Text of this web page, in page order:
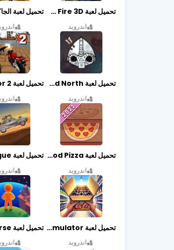
تحميل لعبة Zombie Fire 3D مهكرة آخر إصدار
اندرويد
تحميل لعبة Bad North مهكرة آخر إصدار
اندرويد
تحميل لعبة Good Pizza مهكرة اخر اصدار
اندرويد
تحميل لعبة Retail Store Simulator مهكرة اخر اصدار
اندرويد